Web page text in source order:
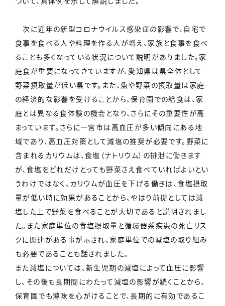
次に近年の新型コロナウイルス感染症の影響で、自宅で
食事を食べる人や料理を作る人が増え、家族と食事を食べ
ることも多くなっている状況について説明がありました。家
庭食が重要になってきていますが、愛知県は県全体として
野菜摂取量が低い県です。また、魚や野菜の摂取量は家庭
の経済的な影響を受けることから、保育園での給食は、家
庭とは異なる食体験の機会となり、さらにその重要性が高
まっています。さらに一宮市は高血圧が多い傾向にある地
域であり、高血圧対策として減塩の推奨が必要です。野菜に
含まれるカリウムは、食塩（ナトリウム）の排泄に働きます
が、食塩をどれだけとっても野菜さえ食べていればよいとい
うわけではなく、カリウムが血圧を下げる働きは、食塩摂取
量が低い時に効果があることから、やはり前提としては減
塩した上で野菜を食べることが大切であると説明されまし
た。また家庭単位の食塩摂取量と循環器系疾患の死亡リス
クに関連がある事が示され、家庭単位での減塩の取り組み
も必要であることも話されました。
また減塩については、新生児期の減塩によって血圧に影響
し、その後も長期間にわたって減塩の影響が続くことから、
保育園でも薄味を心がけることで、長期的に有効であるこ